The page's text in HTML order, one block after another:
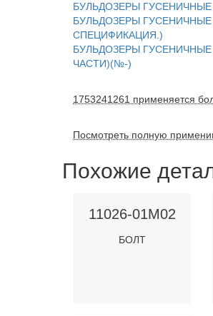
БУЛЬДОЗЕРЫ ГУСЕНИЧНЫЕ
БУЛЬДОЗЕРЫ ГУСЕНИЧНЫЕ
СПЕЦИФИКАЦИЯ.)
БУЛЬДОЗЕРЫ ГУСЕНИЧНЫЕ
ЧАСТИ)(№-)
1753241261 применяется
Посмотреть полную
Похожие
11026-01M02
БОЛТ